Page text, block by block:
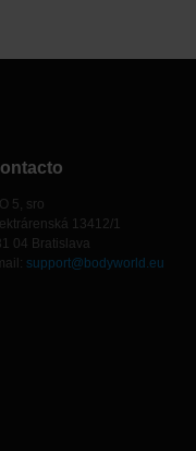
5, sro
13412/1
04 Bratislava
support@bodyworld.eu